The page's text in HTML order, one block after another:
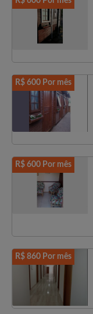
R$ 600 Por mês
R$ 600 Por mês
R$ 860 Por mês